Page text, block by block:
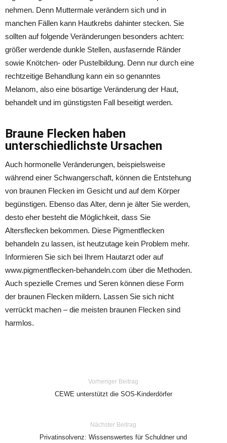
nehmen. Denn Muttermale verändern sich und in
manchen Fällen kann Hautkrebs dahinter stecken. Sie
sollten auf folgende Veränderungen besonders achten:
größer werdende dunkle Stellen, ausfasernde Ränder
sowie Knötchen- oder Pustelbildung. Denn nur durch eine
rechtzeitige Behandlung kann ein so genanntes
Melanom, also eine bösartige Veränderung der Haut,
behandelt und im günstigsten Fall beseitigt werden.
Braune Flecken haben
unterschiedlichste Ursachen
Auch hormonelle Veränderungen, beispielsweise
während einer Schwangerschaft, können die Entstehung
von braunen Flecken im Gesicht und auf dem Körper
begünstigen. Ebenso das Alter, denn je älter Sie werden,
desto eher besteht die Möglichkeit, dass Sie
Altersflecken bekommen. Diese Pigmentflecken
behandeln zu lassen, ist heutzutage kein Problem mehr.
Informieren Sie sich bei Ihrem Hautarzt oder auf
www.pigmentflecken-behandeln.com über die Methoden.
Auch spezielle Cremes und Seren können diese Form
der braunen Flecken mildern. Lassen Sie sich nicht
verrückt machen – die meisten braunen Flecken sind
harmlos.
Vorheriger Beitrag
CEWE unterstützt die SOS-Kinderdörfer
Nächster Beitrag
Privatinsolvenz: Wissenswertes für Schuldner und